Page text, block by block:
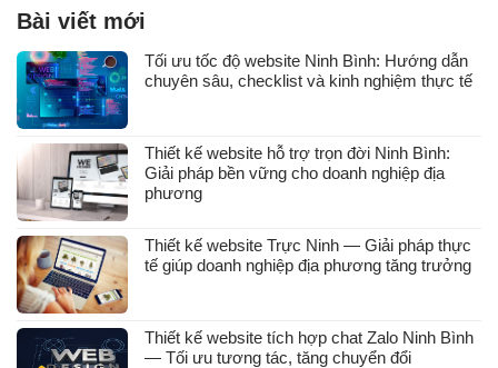
Bài viết mới
Tối ưu tốc độ website Ninh Bình: Hướng dẫn
chuyên sâu, checklist và kinh nghiệm thực tế
Thiết kế website hỗ trợ trọn đời Ninh Bình:
Giải pháp bền vững cho doanh nghiệp địa
phương
Thiết kế website Trực Ninh — Giải pháp thực
tế giúp doanh nghiệp địa phương tăng trưởng
Thiết kế website tích hợp chat Zalo Ninh Bình
— Tối ưu tương tác, tăng chuyển đổi